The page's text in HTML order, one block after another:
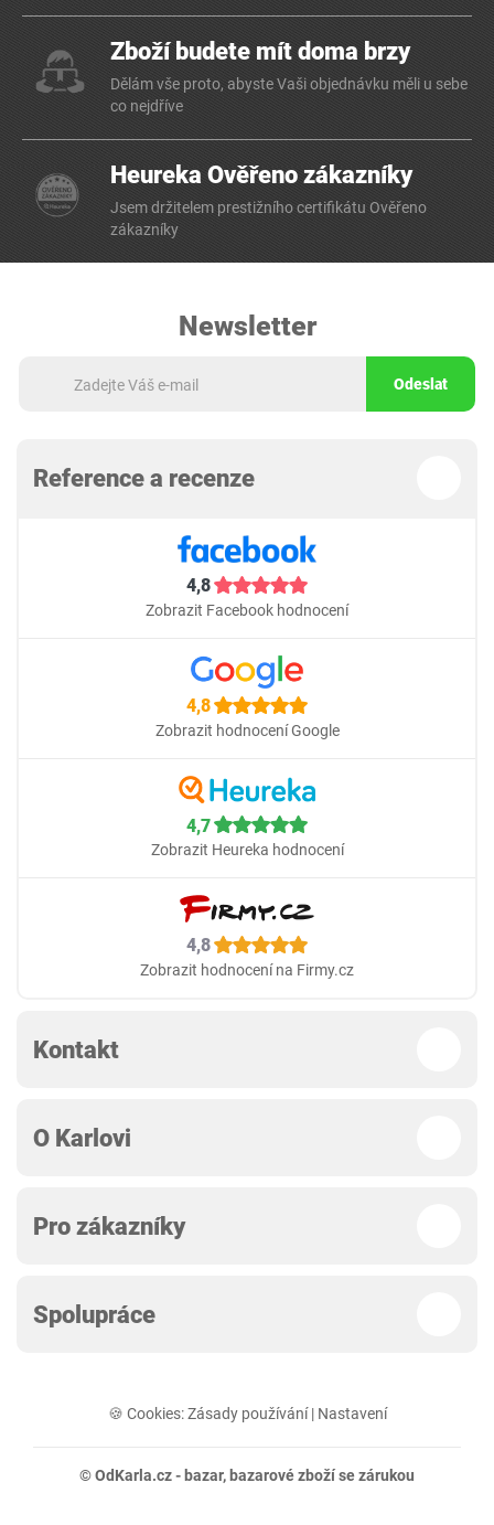
Zboží budete mít doma brzy
Dělám vše proto, abyste Vaši objednávku měli u sebe
co nejdříve
Heureka Ověřeno zákazníky
Jsem držitelem prestižního certifikátu Ověřeno
zákazníky
Newsletter
Odeslat
Reference a recenze
4,8
Zobrazit Facebook hodnocení
4,8
Zobrazit hodnocení Google
4,7
Zobrazit Heureka hodnocení
4,8
Zobrazit hodnocení na Firmy.cz
Kontakt
O Karlovi
Pro zákazníky
Spolupráce
🍪 Cookies:Zásady používání| Nastavení
© OdKarla.cz - bazar, bazarové zboží se zárukou